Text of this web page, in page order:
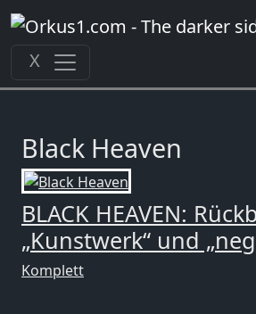
Zum
Inhalt
springen
X
Black Heaven
BLACK HEAVEN:
„Kunstwerk“ und
Komplett